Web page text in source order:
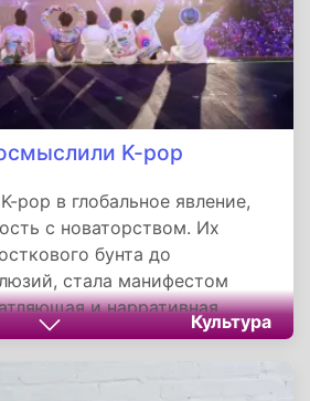
многие земли
во владение других
K-pop
pop в глобальное явление,
с новаторством. Их
бунта до
стала манифестом
и нарративная
выступления в
Через веб-шоу,
и прямые эфиры —
Культура